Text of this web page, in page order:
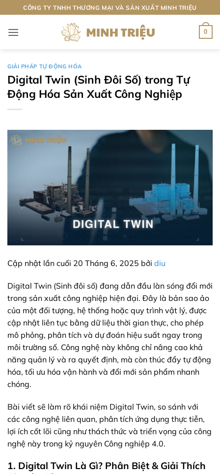
qua
nội
CÔNG TY TNHH THƯƠNG MẠI VÀ SẢN XUẤT MINH TRIỆU
0
GIẢI PHÁP TỰ ĐỘNG HÓA
Digital Twin (Sinh Đôi Số) trong Tự
Động Hóa Sản Xuất Công Nghiệp
Cập nhật lần cuối 20 Tháng 6, 2025 bởi diu
Digital Twin (Sinh đôi số) đang dẫn đầu làn sóng đổi mới
trong sản xuất công nghiệp hiện đại. Đây là bản sao ảo
của một đối tượng, hệ thống hoặc quy trình vật lý, được
cập nhật liên tục bằng dữ liệu thời gian thực, cho phép
mô phỏng, phân tích và dự đoán hiệu suất ngay trong
môi trường số. Công nghệ này không chỉ nâng cao khả
năng quản lý và ra quyết định, mà còn thúc đẩy tự động
hóa, tối ưu hóa vận hành và đổi mới sản phẩm nhanh
chóng.
Bài viết sẽ làm rõ khái niệm Digital Twin, so sánh với
các công nghệ liên quan, phân tích ứng dụng thực tiễn,
lợi ích cốt lõi cũng như thách thức và triển vọng của công
nghệ này trong kỷ nguyên Công nghiệp 4.0.
1. Digital Twin Là Gì? Phân Biệt & Giải Thích